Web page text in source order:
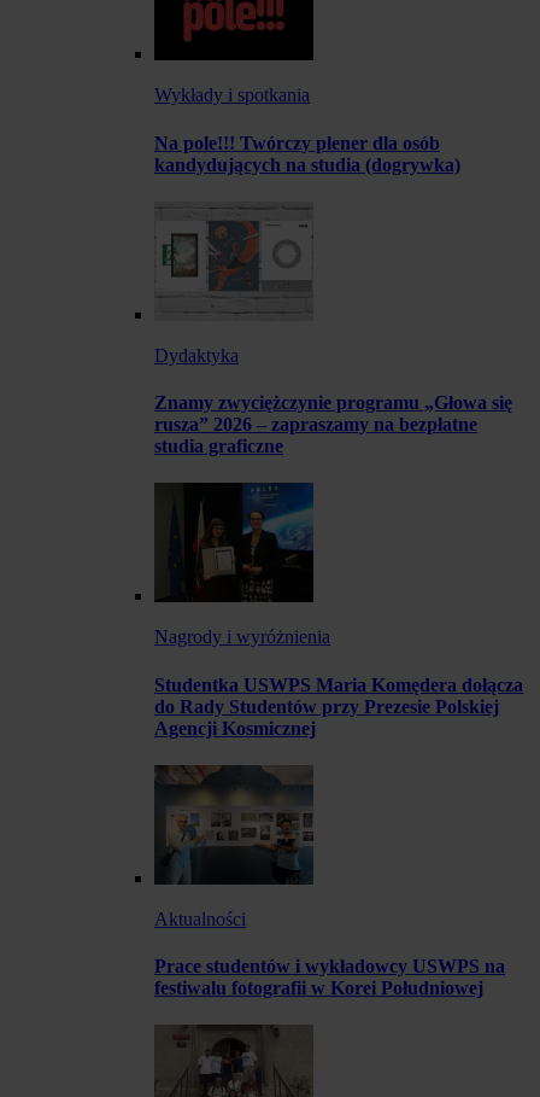
Wykłady i spotkania
Na pole!!! Twórczy plener dla osób
kandydujących na studia (dogrywka)
Dydaktyka
Znamy zwyciężczynie programu „Głowa się
rusza” 2026 – zapraszamy na bezpłatne
studia graficzne
Nagrody i wyróżnienia
Studentka USWPS Maria Komędera dołącza
do Rady Studentów przy Prezesie Polskiej
Agencji Kosmicznej
Aktualności
Prace studentów i wykładowcy USWPS na
festiwalu fotografii w Korei Południowej